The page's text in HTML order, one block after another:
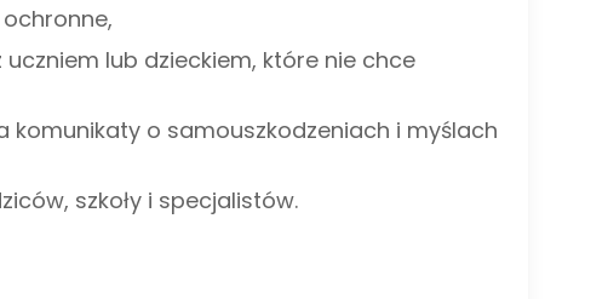
lub dzieckiem, które nie chce
komunikaty o samouszkodzeniach i myślach
szkoły i specjalistów.